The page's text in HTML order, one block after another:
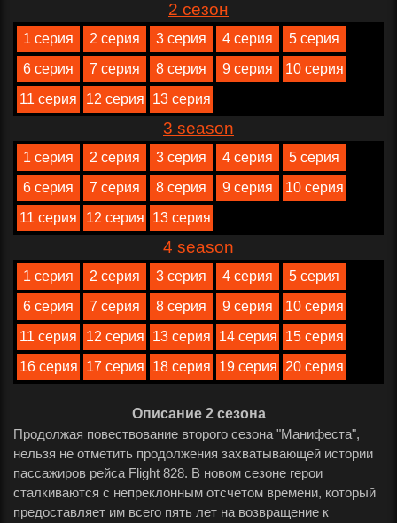
2 сезон
1 серия 2 серия 3 серия 4 серия
5 серия
6 серия
7 серия 8 серия 9 серия
10 серия
11 серия
12 серия 13 серия
3 season
1 серия 2 серия 3 серия 4 серия
5 серия
6 серия
7 серия 8 серия 9 серия
10 серия
11 серия
12 серия 13 серия
4 season
1 серия 2 серия 3 серия 4 серия
5 серия
6 серия
7 серия 8 серия 9 серия
10 серия
11 серия
12 серия 13 серия 14 серия
15 серия
16 серия
17 серия 18 серия 19 серия 20 серия
Описание 2 сезона
Продолжая повествование второго сезона "Манифеста",
нельзя не отметить продолжения захватывающей истории
пассажиров рейса Flight 828. В новом сезоне герои
сталкиваются с непреклонным отсчетом времени, который
предоставляет им всего пять лет на возвращение к